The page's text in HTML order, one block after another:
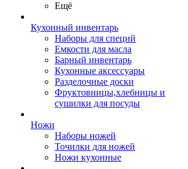
Ещё
Кухонный инвентарь
Наборы для специй
Емкости для масла
Барный инвентарь
Кухонные аксессуары
Разделочные доски
Фруктовницы,хлебницы и
сушилки для посуды
Ножи
Наборы ножей
Точилки для ножей
Ножи кухонные